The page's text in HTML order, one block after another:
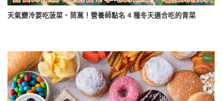
天氣變冷要吃菠菜、茼蒿！營養師點名 4 種冬天適合吃的青菜